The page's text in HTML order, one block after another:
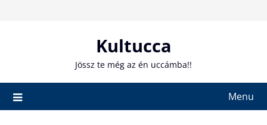
Kultucca
Jössz te még az én uccámba!!
Menu